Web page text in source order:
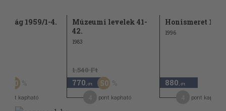
1959/1-4.
60
pont kapható
Múzeumi levelek 41-
42.
1983
1.540 Ft
770 ,-Ft 50
pont kapható
Honismeret
1996
880 ,-Ft
pont kapható